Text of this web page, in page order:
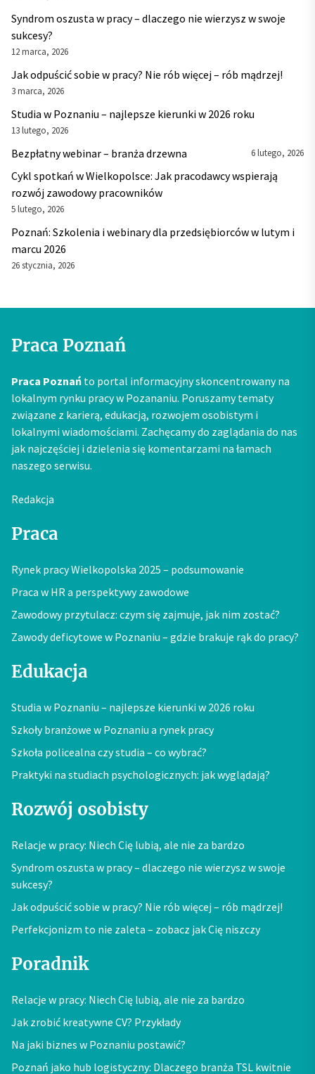
Syndrom oszusta w pracy – dlaczego nie wierzysz w swoje
sukcesy?
12 marca, 2026
Jak odpuścić sobie w pracy? Nie rób więcej – rób mądrzej!
3 marca, 2026
Studia w Poznaniu – najlepsze kierunki w 2026 roku
13 lutego, 2026
Bezpłatny webinar – branża drzewna 6 lutego, 2026
Cykl spotkań w Wielkopolsce: Jak pracodawcy wspierają
rozwój zawodowy pracowników
5 lutego, 2026
Poznań: Szkolenia i webinary dla przedsiębiorców w lutym i
marcu 2026
26 stycznia, 2026
Praca Poznań
Praca Poznań to portal informacyjny skoncentrowany na
lokalnym rynku pracy w Pozananiu. Poruszamy tematy
związane z karierą, edukacją, rozwojem osobistym i
lokalnymi wiadomościami. Zachęcamy do zaglądania do nas
jak najczęściej i dzielenia się komentarzami na łamach
naszego serwisu.
Redakcja
Praca
Rynek pracy Wielkopolska 2025 – podsumowanie
Praca w HR a perspektywy zawodowe
Zawodowy przytulacz: czym się zajmuje, jak nim zostać?
Zawody deficytowe w Poznaniu – gdzie brakuje rąk do pracy?
Edukacja
Studia w Poznaniu – najlepsze kierunki w 2026 roku
Szkoły branżowe w Poznaniu a rynek pracy
Szkoła policealna czy studia – co wybrać?
Praktyki na studiach psychologicznych: jak wyglądają?
Rozwój osobisty
Relacje w pracy: Niech Cię lubią, ale nie za bardzo
Syndrom oszusta w pracy – dlaczego nie wierzysz w swoje
sukcesy?
Jak odpuścić sobie w pracy? Nie rób więcej – rób mądrzej!
Perfekcjonizm to nie zaleta – zobacz jak Cię niszczy
Poradnik
Relacje w pracy: Niech Cię lubią, ale nie za bardzo
Jak zrobić kreatywne CV? Przykłady
Na jaki biznes w Poznaniu postawić?
Poznań jako hub logistyczny: Dlaczego branża TSL kwitnie